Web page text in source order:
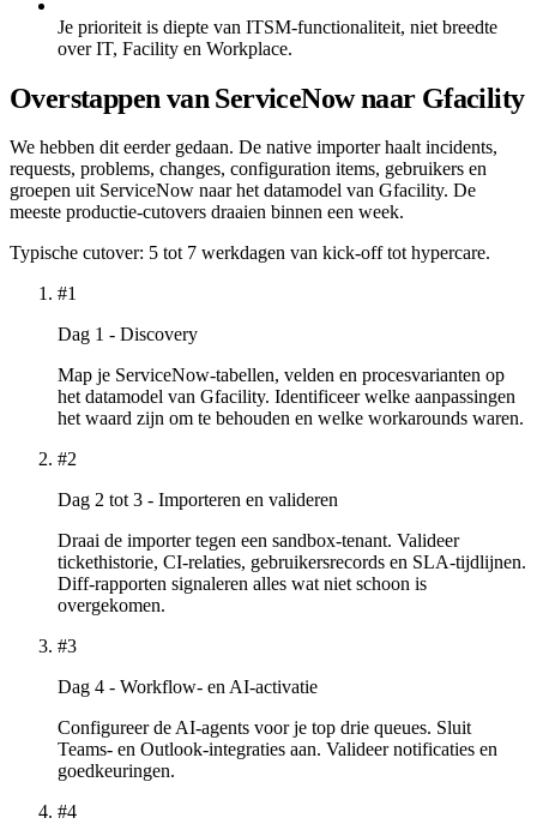
Je prioriteit is diepte van ITSM-functionaliteit, niet breedte
over IT, Facility en Workplace.
Overstappen van ServiceNow naar Gfacility
We hebben dit eerder gedaan. De native importer haalt incidents,
requests, problems, changes, configuration items, gebruikers en
groepen uit ServiceNow naar het datamodel van Gfacility. De
meeste productie-cutovers draaien binnen een week.
Typische cutover: 5 tot 7 werkdagen van kick-off tot hypercare.
#1
Dag 1 - Discovery
Map je ServiceNow-tabellen, velden en procesvarianten op
het datamodel van Gfacility. Identificeer welke aanpassingen
het waard zijn om te behouden en welke workarounds waren.
#2
Dag 2 tot 3 - Importeren en valideren
Draai de importer tegen een sandbox-tenant. Valideer
tickethistorie, CI-relaties, gebruikersrecords en SLA-tijdlijnen.
Diff-rapporten signaleren alles wat niet schoon is
overgekomen.
#3
Dag 4 - Workflow- en AI-activatie
Configureer de AI-agents voor je top drie queues. Sluit
Teams- en Outlook-integraties aan. Valideer notificaties en
goedkeuringen.
#4